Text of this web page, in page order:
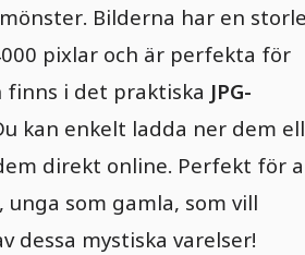
Bilderna har en
pixlar och är perfekta för
i det praktiska JPG-
kan enkelt ladda ner dem
direkt online. Perfekt för
unga som gamla, som vill
dessa mystiska varelser!